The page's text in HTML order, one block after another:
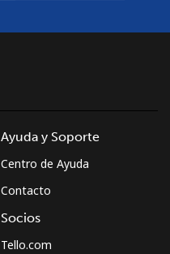
Ayuda y Soporte
Centro de Ayuda
Contacto
Socios
Tello.com